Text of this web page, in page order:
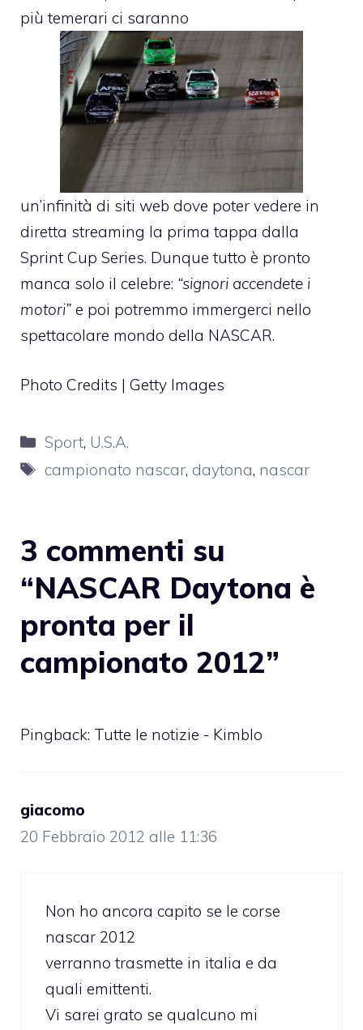
più temerari ci saranno
un’infinità di siti web dove poter vedere in
diretta streaming la prima tappa dalla
Sprint Cup Series. Dunque tutto è pronto
manca solo il celebre: “signori accendete i
motori” e poi potremmo immergerci nello
spettacolare mondo della NASCAR.
Photo Credits | Getty Images
Categorie
Sport, U.S.A.
Tag
campionato nascar, daytona, nascar
3 commenti su
“NASCAR Daytona è
pronta per il
campionato 2012”
Pingback: Tutte le notizie - Kimblo
giacomo
20 Febbraio 2012 alle 11:36
Non ho ancora capito se le corse
nascar 2012
verranno trasmette in italia e da
quali emittenti.
Vi sarei grato se qualcuno mi